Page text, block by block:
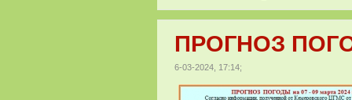
ПРОГНОЗ
6-03-2024, 17:14;